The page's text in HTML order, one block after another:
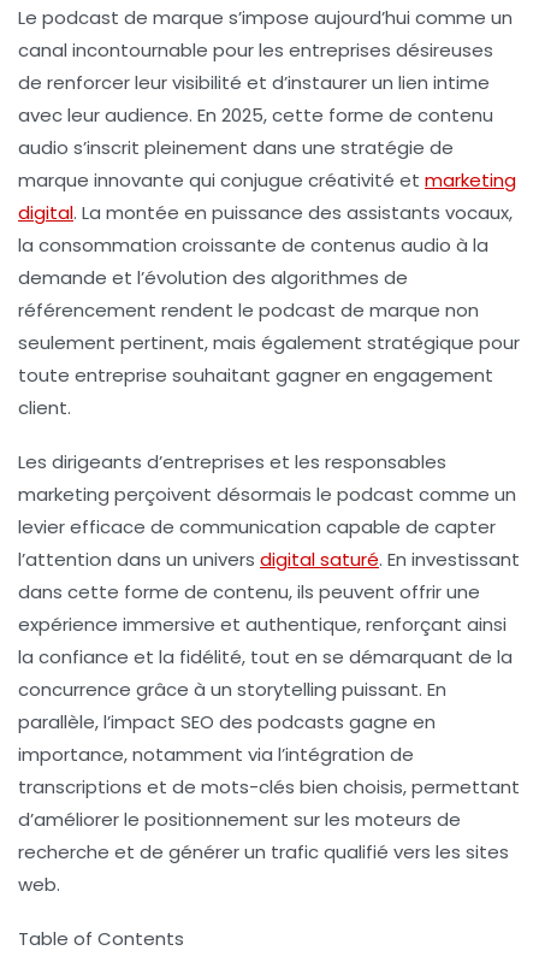
Le podcast de marque s’impose aujourd’hui comme un
canal incontournable pour les entreprises désireuses
de renforcer leur visibilité et d’instaurer un lien intime
avec leur audience. En 2025, cette forme de contenu
audio s’inscrit pleinement dans une stratégie de
marque innovante qui conjugue créativité et marketing
digital. La montée en puissance des assistants vocaux,
la consommation croissante de contenus audio à la
demande et l’évolution des algorithmes de
référencement rendent le podcast de marque non
seulement pertinent, mais également stratégique pour
toute entreprise souhaitant gagner en engagement
client.
Les dirigeants d’entreprises et les responsables
marketing perçoivent désormais le podcast comme un
levier efficace de communication capable de capter
l’attention dans un univers digital saturé. En investissant
dans cette forme de contenu, ils peuvent offrir une
expérience immersive et authentique, renforçant ainsi
la confiance et la fidélité, tout en se démarquant de la
concurrence grâce à un storytelling puissant. En
parallèle, l’impact SEO des podcasts gagne en
importance, notamment via l’intégration de
transcriptions et de mots-clés bien choisis, permettant
d’améliorer le positionnement sur les moteurs de
recherche et de générer un trafic qualifié vers les sites
web.
Table of Contents